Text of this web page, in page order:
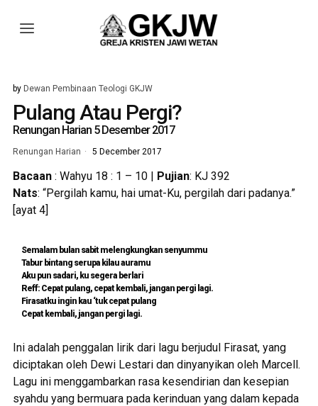
by Dewan Pembinaan Teologi GKJW
Pulang Atau Pergi?
Renungan Harian 5 Desember 2017
Renungan Harian 5 December 2017
Bacaan: Wahyu 18 : 1 – 10 | Pujian: KJ 392
Nats: “Pergilah kamu, hai umat-Ku, pergilah dari padanya.”
[ayat 4]
Semalam bulan sabit melengkungkan senyummu
Tabur bintang serupa kilau auramu
Aku pun sadari, ku segera berlari
Reff: Cepat pulang, cepat kembali, jangan pergi lagi.
Firasatku ingin kau ‘tuk cepat pulang
Cepat kembali, jangan pergi lagi.
Ini adalah penggalan lirik dari lagu berjudul Firasat, yang
diciptakan oleh Dewi Lestari dan dinyanyikan oleh Marcell.
Lagu ini menggambarkan rasa kesendirian dan kesepian
syahdu yang bermuara pada kerinduan yang dalam kepada